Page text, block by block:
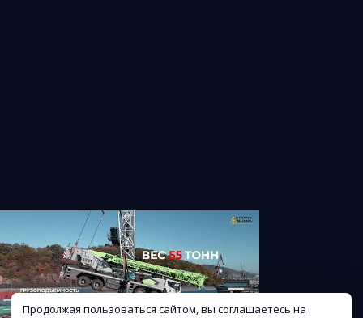
Продолжая пользоваться сайтом, вы соглашаетесь на